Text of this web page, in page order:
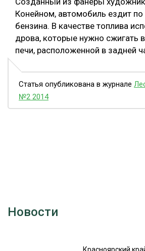
Конейном, автомобиль ездит
бензина. В качестве топлива
дрова, которые нужно сжигать
печи, расположенной в задней
Статья опубликована в журнале
№2 2014
Новости